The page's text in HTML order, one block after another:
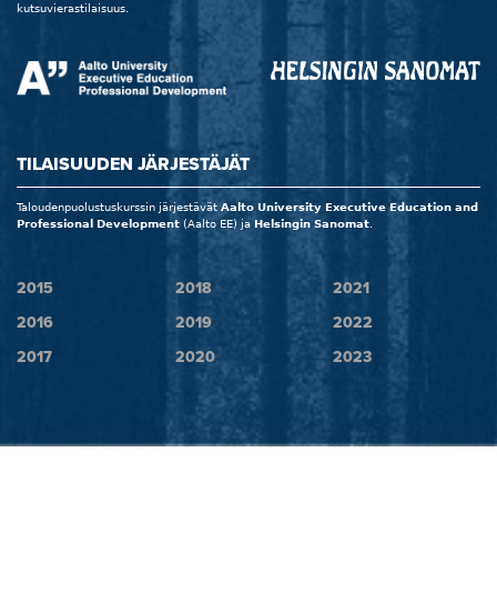
kutsuvierastilaisuus.
TILAISUUDEN JÄRJESTÄJÄT
Taloudenpuolustuskurssin järjestävät Aalto University Executive Education and
Professional Development (Aalto EE) ja Helsingin Sanomat
2015
2016
2017
2018
2019
2020
2021
2022
2023